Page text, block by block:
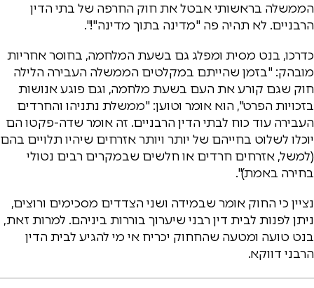
הממשלה בראשותי אבטל את חוק החרפה של בתי הדין
הרבניים. לא תהיה פה "מדינה בתוך מדינה"!".
כדרכו, בנט מסית ומפלג גם בשעת המלחמה, בחוסר אחריות
מובהק: "בזמן שהייתם במקלטים הממשלה העבירה הלילה
חוק שגם קורע את העם בשעת מלחמה, וגם פוגע אנושות
בזכויות הפרט", הוא אומר וטוען: "ממשלת נתניהו והחרדים
העבירה עוד כוח לבתי הדין הרבניים. זה אומר שדה-פקטו הם
יוכלו לשלוט בחייהם של יותר ויותר אזרחים שיהיו תלויים בהם
(למשל, אזרחים חרדים או חלשים שבמקרים רבים נטולי
בחירה באמת)".
נציין כי החוק אומר שבמידה ושני הצדדים מסכימים ורוצים,
ניתן לפנות לבית דין רבני שיערוך בוררות ביניהם. למרות זאת,
בנט טועה ומטעה שהחחוק יכריח אי מי להגיע לבית הדין
הרבני דווקא.